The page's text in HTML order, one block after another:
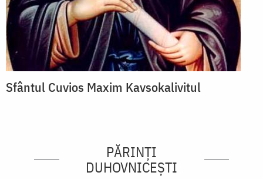
Sfântul Cuvios Maxim Kavsokalivitul
PĂRINȚI
DUHOVNICEȘTI